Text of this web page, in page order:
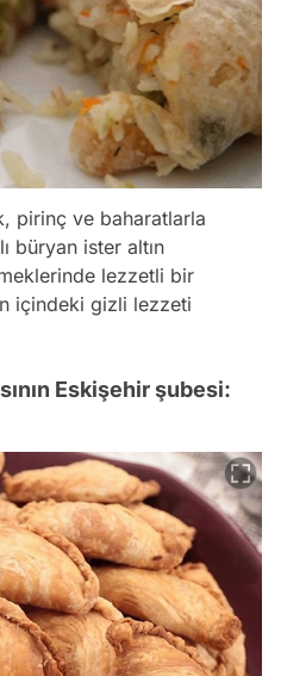
pirinç ve baharatlarla
büryan ister altın
lezzetli bir
içindeki gizli lezzeti
Eskişehir şubesi: